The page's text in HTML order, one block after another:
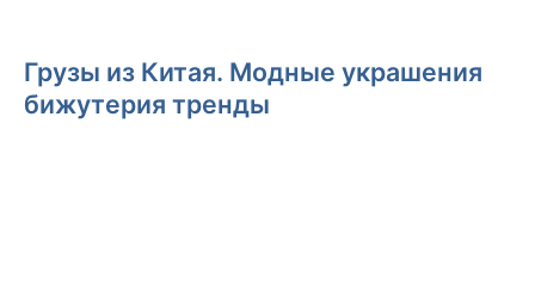
Грузы из Китая. Модные украшения
бижутерия тренды